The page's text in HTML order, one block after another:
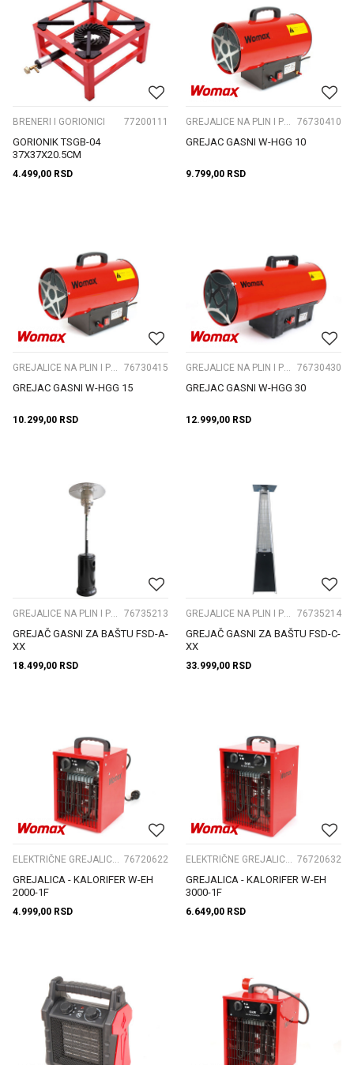
BRENERI I GORIONICI 77200111
GORIONIK TSGB-04
37X37X20.5CM
4.499,00 RSD
GREJALICE NA PLIN I PLINSKI TOPOVI 76730410
GREJAC GASNI W-HGG 10
9.799,00 RSD
GREJALICE NA PLIN I PLINSKI TOPOVI 76730415
GREJAC GASNI W-HGG 15
10.299,00 RSD
GREJALICE NA PLIN I PLINSKI TOPOVI 76730430
GREJAC GASNI W-HGG 30
12.999,00 RSD
76735213
GREJAČ GASNI ZA BAŠTU FSD-A-
XX
18.499,00 RSD
76735214
GREJAČ GASNI ZA BAŠTU FSD-C-
XX
33.999,00 RSD
76720622
GREJALICA - KALORIFER W-EH
2000-1F
4.999,00 RSD
76720632
GREJALICA - KALORIFER W-EH
3000-1F
6.649,00 RSD